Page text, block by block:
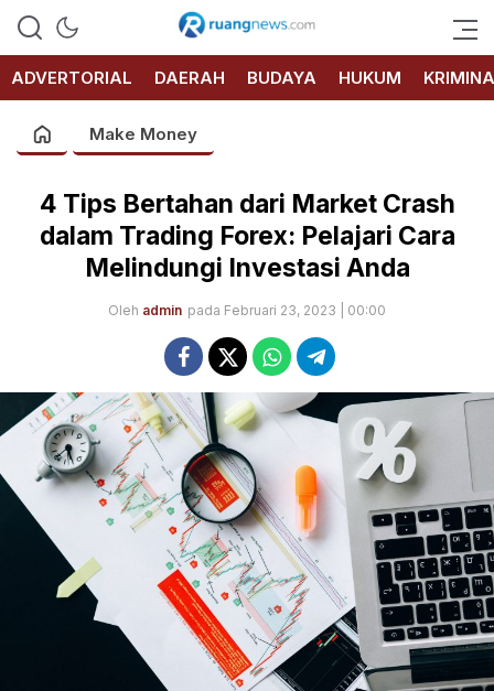
RUANG
NEWS
ADVERTORIAL
DAERAH BUDAYA HUKUM
Make Money
4 Tips Bertahan dari Market Crash
dalam Trading Forex: Pelajari Cara
Melindungi Investasi Anda
Oleh admin pada Februari 23, 2023 | 00:00